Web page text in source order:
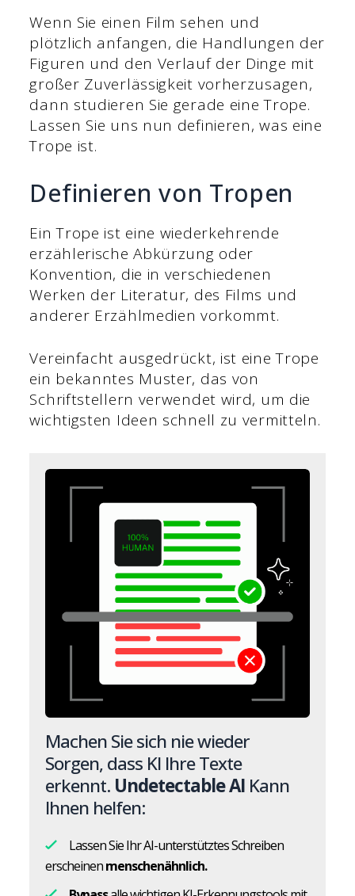
Wenn Sie einen Film sehen und
plötzlich anfangen, die Handlungen der
Figuren und den Verlauf der Dinge mit
großer Zuverlässigkeit vorherzusagen,
dann studieren Sie gerade eine Trope.
Lassen Sie uns nun definieren, was eine
Trope ist.
Definieren von Tropen
Ein Trope ist eine wiederkehrende
erzählerische Abkürzung oder
Konvention, die in verschiedenen
Werken der Literatur, des Films und
anderer Erzählmedien vorkommt.
Vereinfacht ausgedrückt, ist eine Trope
ein bekanntes Muster, das von
Schriftstellern verwendet wird, um die
wichtigsten Ideen schnell zu vermitteln.
Machen Sie sich nie wieder
Sorgen, dass KI Ihre Texte
erkennt. Undetectable AI Kann
Ihnen helfen:
Lassen Sie Ihr AI-unterstütztes Schreiben
erscheinenmenschenähnlich.